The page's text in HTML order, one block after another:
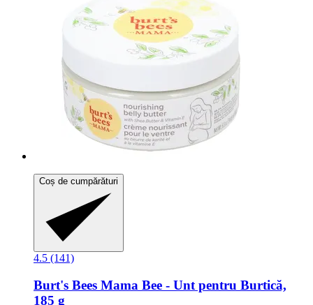
Coș de cumpărături
4.5 (141)
Burt's Bees Mama Bee -​ Unt pentru Burtică,
185 g